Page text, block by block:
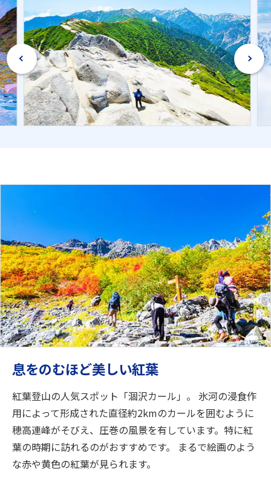
息をのむほど美しい紅葉
紅葉登山の人気スポット「涸沢カール」。 氷河の浸食作
用によって形成された直径約2kmのカールを囲むように
穂高連峰がそびえ、圧巻の風景を有しています。特に紅
葉の時期に訪れるのがおすすめです。 まるで絵画のよう
な赤や黄色の紅葉が見られます。